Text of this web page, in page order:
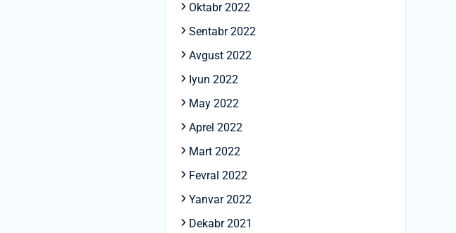
Oktabr 2022
Sentabr 2022
Avgust 2022
Iyun 2022
May 2022
Aprel 2022
Mart 2022
Fevral 2022
Yanvar 2022
Dekabr 2021